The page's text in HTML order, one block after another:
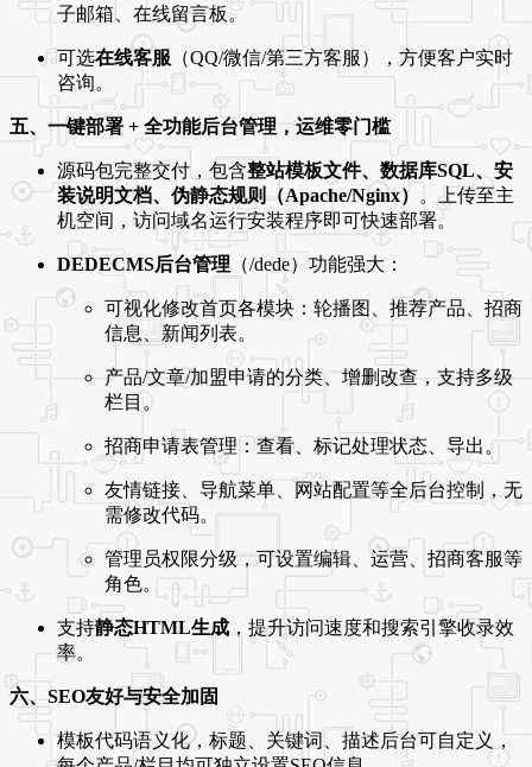
子邮箱、在线留言板。
可选在线客服 （QQ/微信/第三方客服），方便客户实时
咨询。
五、一键部署 + 全功能后台管理，运维零门槛
源码包完整交付，包含整站模板文件、数据库SQL、安
装说明文档、伪静态规则（Apache/Nginx） 。上传至主
机空间，访问域名运行安装程序即可快速部署。
DEDECMS后台管理 （/dede）功能强大：
可视化修改首页各模块：轮播图、推荐产品、招商
信息、新闻列表。
产品/文章/加盟申请的分类、增删改查，支持多级
栏目。
招商申请表管理：查看、标记处理状态、导出。
友情链接、导航菜单、网站配置等全后台控制，无
需修改代码。
管理员权限分级，可设置编辑、运营、招商客服等
角色。
支持静态HTML生成，提升访问速度和搜索引擎收录效
率。
六、SEO友好与安全加固
模板代码语义化，标题、关键词、描述后台可自定义，